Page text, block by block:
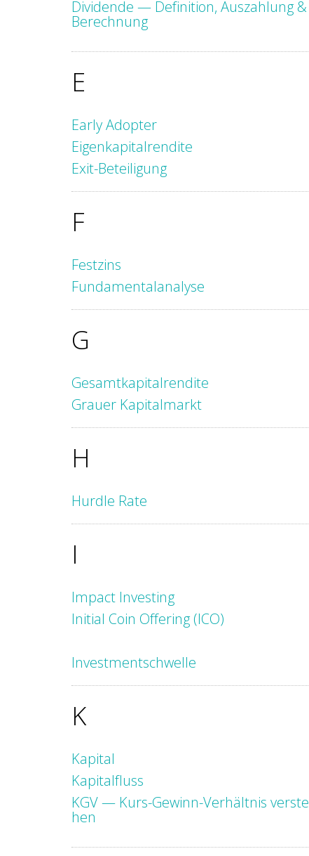
Dividende — Definition, Auszahlung &
Berechnung
E
Early Adopter
Eigenkapitalrendite
Exit-Beteiligung
F
Festzins
Fundamentalanalyse
G
Gesamtkapitalrendite
Grauer Kapitalmarkt
H
Hurdle Rate
I
Impact Investing
Initial Coin Offering (ICO)
Investmentschwelle
K
Kapital
Kapitalfluss
KGV — Kurs-Gewinn-Verhältnis verste
hen